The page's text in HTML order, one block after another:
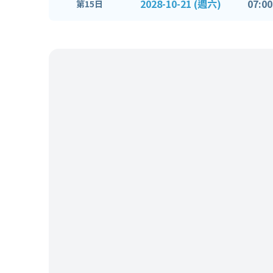
第15日 2028-10-21 (週六) 07:00